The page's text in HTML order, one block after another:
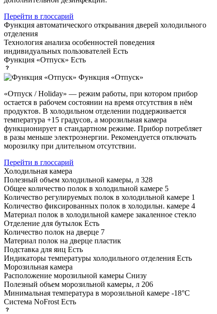
Перейти в глоссарий
Функция автоматического открывания дверей холодильного
отделения
Технология анализа особенностей поведения
индивидуальных пользователей Есть
Функция «Отпуск» Есть
Функция «Отпуск»
«Отпуск / Holiday» — режим работы, при котором прибор
остается в рабочем состоянии на время отсутствия в нём
продуктов. В холодильном отделении поддерживается
температура +15 градусов, а морозильная камера
функционирует в стандартном режиме. Прибор потребляет
в разы меньше электроэнергии. Рекомендуется отключать
морозилку при длительном отсутствии.
Перейти в глоссарий
Холодильная камера
Полезный объем холодильной камеры, л 328
Общее количество полок в холодильной камере 5
Количество регулируемых полок в холодильной камере 1
Количество фиксированных полок в холодильн. камере 4
Материал полок в холодильной камере закаленное стекло
Отделение для бутылок Есть
Количество полок на дверце 7
Материал полок на дверце пластик
Подставка для яиц Есть
Индикаторы температуры холодильного отделения Есть
Морозильная камера
Расположение морозильной камеры Снизу
Полезный объем морозильной камеры, л 206
Минимальная температура в морозильной камере -18°С
Система NoFrost Есть